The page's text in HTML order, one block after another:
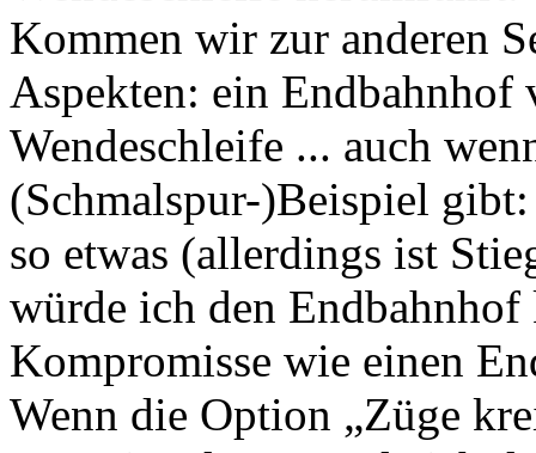
Kommen wir zur anderen
Aspekten: ein
Wendeschleife ... auch
(Schmalspur-)Beispiel
so etwas (allerdings ist
würde ich den Endbahnhof
Kompromisse wie einen
Wenn die Option „Züge